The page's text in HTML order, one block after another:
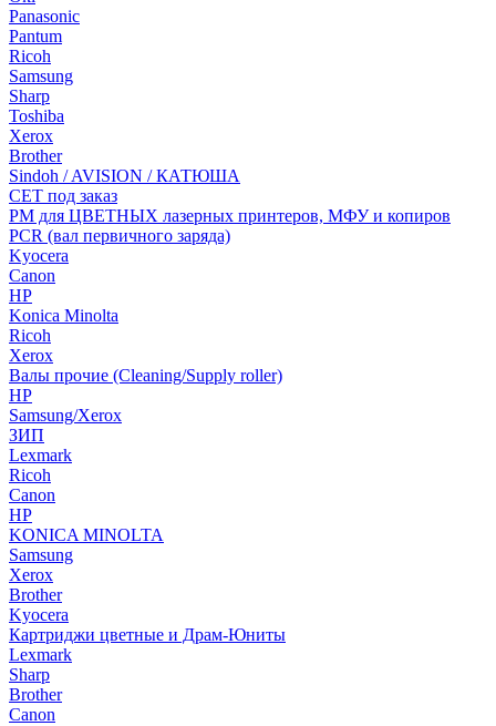
Panasonic
Pantum
Ricoh
Samsung
Sharp
Toshiba
Xerox
Brother
Sindoh / AVISION / КАТЮША
CET под заказ
РМ для ЦВЕТНЫХ лазерных принтеров, МФУ и копиров
PCR (вал первичного заряда)
Kyocera
Canon
HP
Konica Minolta
Ricoh
Xerox
Валы прочие (Cleaning/Supply roller)
HP
Samsung/Xerox
ЗИП
Lexmark
Ricoh
Canon
HP
KONICA MINOLTA
Samsung
Xerox
Brother
Kyocera
Картриджи цветные и Драм-Юниты
Lexmark
Sharp
Brother
Canon